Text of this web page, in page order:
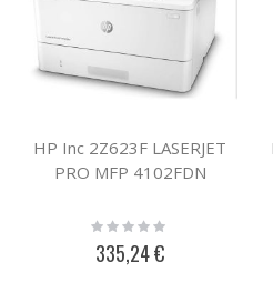
HP Inc 2Z623F LASERJET
PRO MFP 4102FDN
Rating:
335,24 €